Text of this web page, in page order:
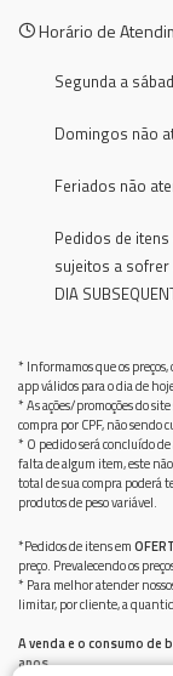
Horário de
Segunda a
Domingos não
Feriados não
Pedidos de
sujeitos a sofrer
DIA
* Informamos que os
app válidos para o dia de
* As ações/promoções do
compra por CPF, não sendo
* O pedido será concluído
falta de algum item, este
total de sua compra poderá
produtos de peso variável.
*Pedidos de itens em
preço. Prevalecendo os
* Para melhor atender
limitar, por cliente, a
A venda e o consumo
anos.